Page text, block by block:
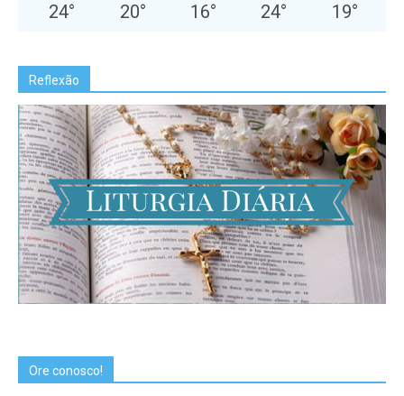
24° 20° 16° 24° 19°
Reflexão
Ore conosco!